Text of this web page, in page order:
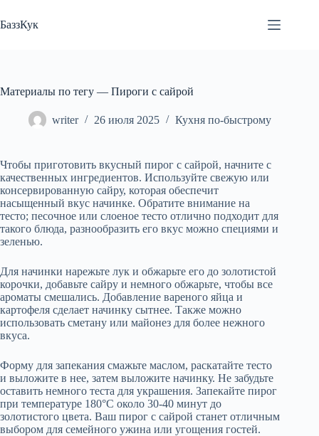
к
сути
БаззКук
Материалы по тегу — Пироги с сайрой
writer 26 июля 2025 Кухня по-быстрому
Чтобы приготовить вкусный пирог с сайрой, начните с
качественных ингредиентов. Используйте свежую или
консервированную сайру, которая обеспечит
насыщенный вкус начинке. Обратите внимание на
тесто; песочное или слоеное тесто отлично подходит для
такого блюда, разнообразить его вкус можно специями и
зеленью.
Для начинки нарежьте лук и обжарьте его до золотистой
корочки, добавьте сайру и немного обжарьте, чтобы все
ароматы смешались. Добавление вареного яйца и
картофеля сделает начинку сытнее. Также можно
использовать сметану или майонез для более нежного
вкуса.
Форму для запекания смажьте маслом, раскатайте тесто
и выложите в нее, затем выложите начинку. Не забудьте
оставить немного теста для украшения. Запекайте пирог
при температуре 180°C около 30-40 минут до
золотистого цвета. Ваш пирог с сайрой станет отличным
выбором для семейного ужина или угощения гостей.